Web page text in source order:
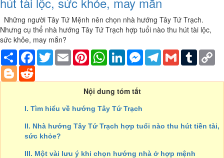
Những người Tây Tứ Mệnh nên chọn nhà hướng Tây Tứ Trạch.
Nhưng cụ thể nhà hướng Tây Tứ Trạch hợp tuổi nào thu hút tài lộc,
sức khỏe, may mắn?
Share Facebook
TwitterEmail PinterestWhatsAppLinkedInMessengerTelegram
Gmail Tumblr
Blogger
Nội dung tóm tắt
I. Tìm hiểu về hướng Tây Tứ Trạch
II. Nhà hướng Tây Tứ Trạch hợp tuổi nào thu hút tiền tài,
sức khỏe?
III. Một vài lưu ý khi chọn hướng nhà ở hợp mệnh